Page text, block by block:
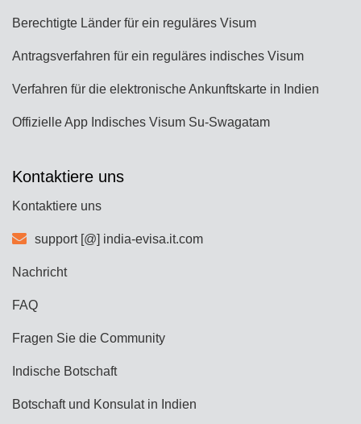
Berechtigte Länder für ein reguläres Visum
Antragsverfahren für ein reguläres indisches Visum
Verfahren für die elektronische Ankunftskarte in Indien
Offizielle App Indisches Visum Su-Swagatam
Kontaktiere uns
Kontaktiere uns
support [@] india-evisa.it.com
Nachricht
FAQ
Fragen Sie die Community
Indische Botschaft
Botschaft und Konsulat in Indien